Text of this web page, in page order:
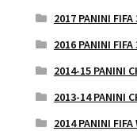
2017 PANINI
2016 PANINI
2014-15 PANINI
2013-14 PANINI
2014 PANINI FIFA